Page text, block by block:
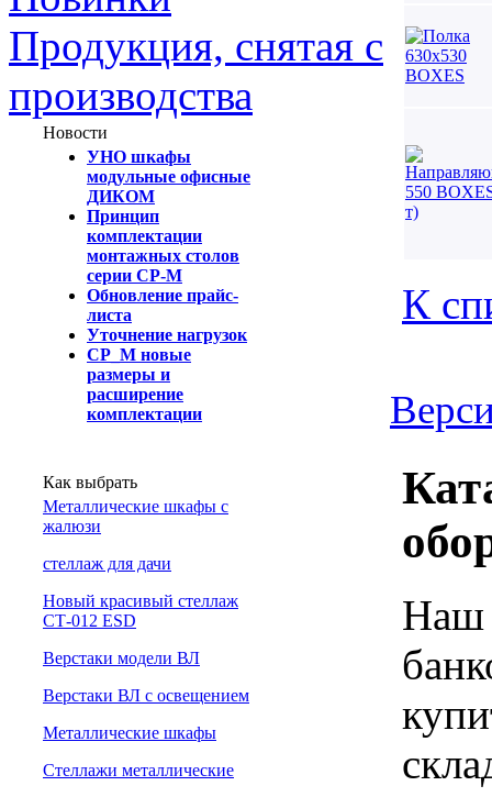
Продукция, снятая с
производства
Новости
УНО шкафы
модульные офисные
ДИКОМ
Принцип
комплектации
монтажных столов
серии СР-М
Обновление прайс-
листа
Уточнение нагрузок
СР_М новые
размеры и
расширение
комплектации
Как выбрать
Металлические шкафы с
жалюзи
cтеллаж для дачи
Новый красивый стеллаж
СТ-012 ESD
Верстаки модели ВЛ
Верстаки ВЛ с освещением
Металлические шкафы
Стеллажи металлические
К
Наш